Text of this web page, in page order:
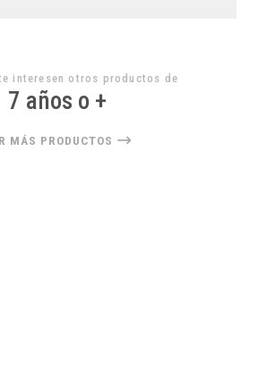
interesen otros productos de
7 años o +
MÁS PRODUCTOS